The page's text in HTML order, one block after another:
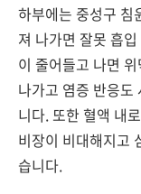
하부에는 중성구 침
져 나가면 잘못 흡
이 줄어들고 나면
나가고 염증 반응도
니다. 또한 혈액 내
비장이 비대해지고
습니다.